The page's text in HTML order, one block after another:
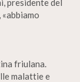
presidente del
friulana.
malattie e